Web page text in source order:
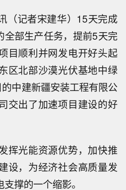
（记者宋建华）15天完成
部生产任务，提前5天完
目顺利并网发电开好头起
区北部沙漠光伏基地中绿
中建新疆安装工程有限公
交出了加速项目建设的好
挥光能资源优势，加快推
设，为经济社会高质量发
撑的一个缩影。